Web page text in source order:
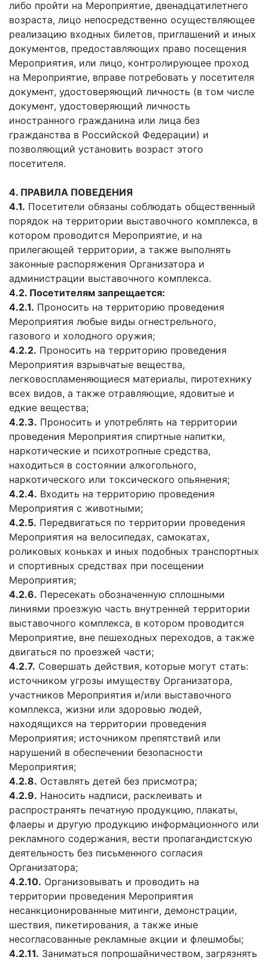
либо пройти на Мероприятие, двенадцатилетнего
возраста, лицо непосредственно осуществляющее
реализацию входных билетов, приглашений и иных
документов, предоставляющих право посещения
Мероприятия, или лицо, контролирующее проход
на Мероприятие, вправе потребовать у посетителя
документ, удостоверяющий личность (в том числе
документ, удостоверяющий личность
иностранного гражданина или лица без
гражданства в Российской Федерации) и
позволяющий установить возраст этого
посетителя.
4. ПРАВИЛА ПОВЕДЕНИЯ
4.1. Посетители обязаны соблюдать общественный
порядок на территории выставочного комплекса, в
котором проводится Мероприятие, и на
прилегающей территории, а также выполнять
законные распоряжения Организатора и
администрации выставочного комплекса.
4.2. Посетителям запрещается:
4.2.1. Проносить на территорию проведения
Мероприятия любые виды огнестрельного,
газового и холодного оружия;
4.2.2. Проносить на территорию проведения
Мероприятия взрывчатые вещества,
легковоспламеняющиеся материалы, пиротехнику
всех видов, а также отравляющие, ядовитые и
едкие вещества;
4.2.3. Проносить и употреблять на территории
проведения Мероприятия спиртные напитки,
наркотические и психотропные средства,
находиться в состоянии алкогольного,
наркотического или токсического опьянения;
4.2.4. Входить на территорию проведения
Мероприятия с животными;
4.2.5. Передвигаться по территории проведения
Мероприятия на велосипедах, самокатах,
роликовых коньках и иных подобных транспортных
и спортивных средствах при посещении
Мероприятия;
4.2.6. Пересекать обозначенную сплошными
линиями проезжую часть внутренней территории
выставочного комплекса, в котором проводится
Мероприятие, вне пешеходных переходов, а также
двигаться по проезжей части;
4.2.7. Совершать действия, которые могут стать:
источником угрозы имуществу Организатора,
участников Мероприятия и/или выставочного
комплекса, жизни или здоровью людей,
находящихся на территории проведения
Мероприятия; источником препятствий или
нарушений в обеспечении безопасности
Мероприятия;
4.2.8. Оставлять детей без присмотра;
4.2.9. Наносить надписи, расклеивать и
распространять печатную продукцию, плакаты,
флаеры и другую продукцию информационного или
рекламного содержания, вести пропагандистскую
деятельность без письменного согласия
Организатора;
4.2.10. Организовывать и проводить на
территории проведения Мероприятия
несанкционированные митинги, демонстрации,
шествия, пикетирования, а также иные
несогласованные рекламные акции и флешмобы;
4.2.11. Заниматься попрошайничеством, загрязнять